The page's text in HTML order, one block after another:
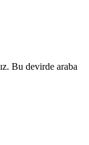
Bu devirde araba